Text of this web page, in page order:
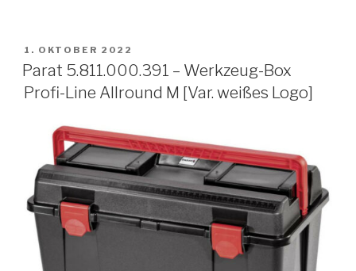
VERÖFFENTLICHT
AM
1. OKTOBER 2022
Parat 5.811.000.391 – Werkzeug-Box
Profi-Line Allround M [Var. weißes Logo]